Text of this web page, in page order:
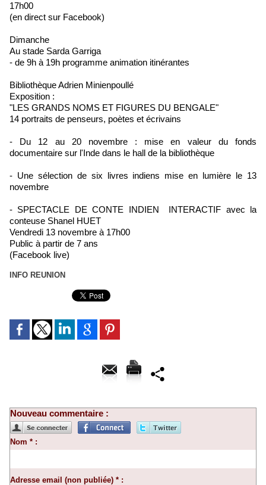
17h00
(en direct sur Facebook)
Dimanche
Au stade Sarda Garriga
- de 9h à 19h programme animation itinérantes
Bibliothèque Adrien Minienpoullé
Exposition :
"LES GRANDS NOMS ET FIGURES DU BENGALE"
14 portraits de penseurs, poètes et écrivains
- Du 12 au 20 novembre : mise en valeur du fonds
documentaire sur l'Inde dans le hall de la bibliothèque
- Une sélection de six livres indiens mise en lumière le 13
novembre
- SPECTACLE DE CONTE INDIEN INTERACTIF avec la
conteuse Shanel HUET
Vendredi 13 novembre à 17h00
Public à partir de 7 ans
(Facebook live)
INFO REUNION
Nouveau commentaire :
Nom * :
Adresse email (non publiée) * :